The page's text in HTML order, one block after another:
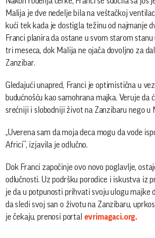
Malija je dve nedelje bila na veštačkoj
kući tek kada je dostigla težinu od najmanje
Franci planira da ostane u svom starom
tri meseca, dok Malija ne ojača dovoljno za
Zanzibar.
Gledajući unapred, Franci je optimistična u
budućnošću kao samohrana majka. Veruje da
srećniji i slobodniji život na Zanzibaru nego u
„Uverena sam da moja deca mogu da vode
Africi“, izjavila je odlučno.
Dok Franci započinje ovo novo poglavlje,
odlučnosti. Uz podršku porodice i iskustva iz
je da u potpunosti prihvati svoju ulogu majke
da sledi svoj san o životu na Zanzibaru,
je čekaju, prenosi portal evrimagaci.org.